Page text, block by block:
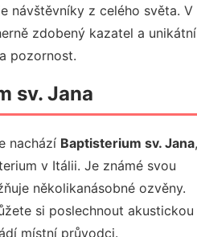
návštěvníky z celého světa. V
zdobený kazatel a unikátní
pozornost.
sv. Jana
nachází Baptisterium sv. Jana,
v Itálii. Je známé svou
několikanásobné ozvěny.
si poslechnout akustickou
místní průvodci.